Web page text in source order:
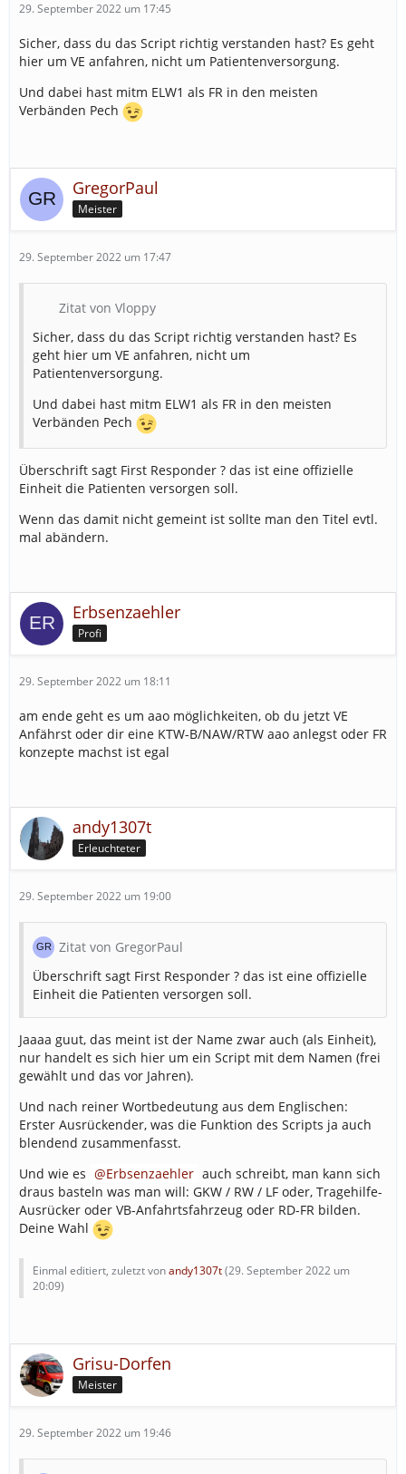
29. September 2022 um 17:45
Sicher, dass du das Script richtig verstanden hast? Es geht
hier um VE anfahren, nicht um Patientenversorgung.
Und dabei hast mitm ELW1 als FR in den meisten
Verbänden Pech
GregorPaul
Meister
29. September 2022 um 17:47
Zitat von Vloppy
Sicher, dass du das Script richtig verstanden hast? Es
geht hier um VE anfahren, nicht um
Patientenversorgung.
Und dabei hast mitm ELW1 als FR in den meisten
Verbänden Pech
Überschrift sagt First Responder ? das ist eine offizielle
Einheit die Patienten versorgen soll.
Wenn das damit nicht gemeint ist sollte man den Titel evtl.
mal abändern.
Erbsenzaehler
Profi
29. September 2022 um 18:11
am ende geht es um aao möglichkeiten, ob du jetzt VE
Anfährst oder dir eine KTW-B/NAW/RTW aao anlegst oder FR
konzepte machst ist egal
andy1307t
Erleuchteter
29. September 2022 um 19:00
Zitat von GregorPaul
Überschrift sagt First Responder ? das ist eine offizielle
Einheit die Patienten versorgen soll.
Jaaaa guut, das meint ist der Name zwar auch (als Einheit),
nur handelt es sich hier um ein Script mit dem Namen (frei
gewählt und das vor Jahren).
Und nach reiner Wortbedeutung aus dem Englischen:
Erster Ausrückender, was die Funktion des Scripts ja auch
blendend zusammenfasst.
Und wie es
Erbsenzaehler auch schreibt, man kann sich
draus basteln was man will: GKW / RW / LF oder, Tragehilfe-
Ausrücker oder VB-Anfahrtsfahrzeug oder RD-FR bilden.
Deine Wahl
Einmal editiert, zuletzt vonandy1307t(29. September 2022 um
20:09)
Grisu-Dorfen
Meister
29. September 2022 um 19:46